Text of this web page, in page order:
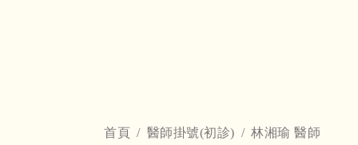
首頁 醫師掛號(初診) 林湘瑜 醫師